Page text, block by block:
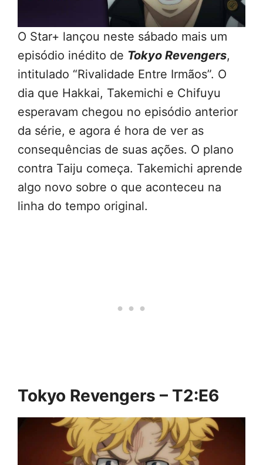
O Star+ lançou neste sábado mais um
episódio inédito de Tokyo Revengers,
intitulado “Rivalidade Entre Irmãos”. O
dia que Hakkai, Takemichi e Chifuyu
esperavam chegou no episódio anterior
da série, e agora é hora de ver as
consequências de suas ações. O plano
contra Taiju começa. Takemichi aprende
algo novo sobre o que aconteceu na
linha do tempo original.
Tokyo Revengers – T2:E6